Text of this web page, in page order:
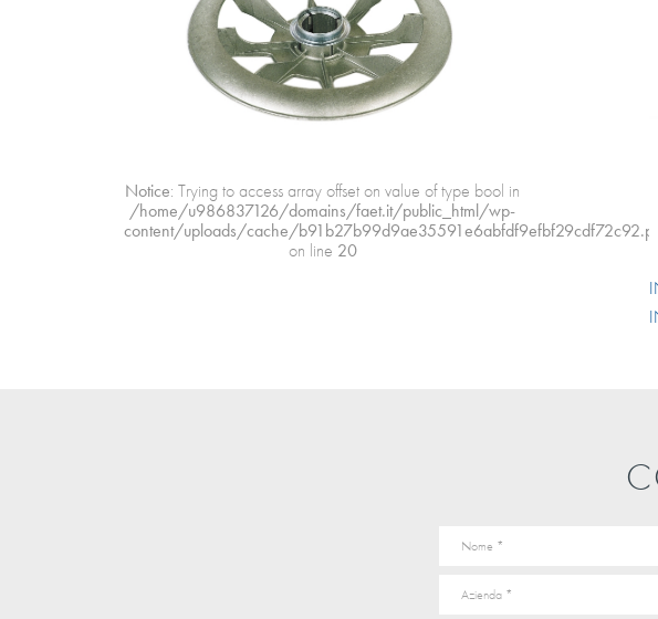
Notice: Trying to access array offset on value of type bool in
/home/u986837126/domains/faet.it/public_html/wp-
content/uploads/cache/
on line 20